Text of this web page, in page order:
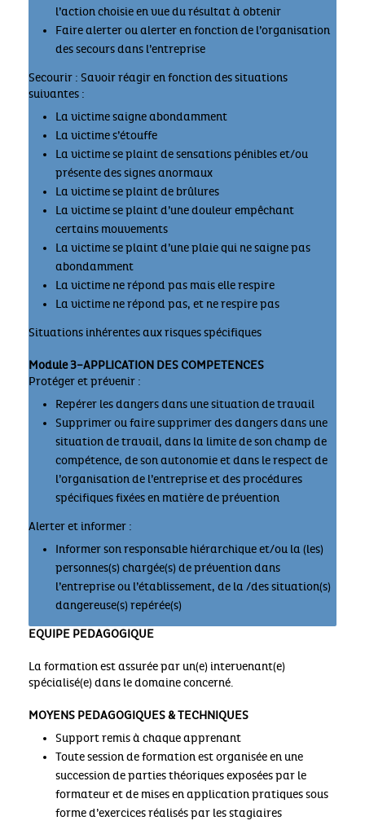
l’action choisie en vue du résultat à obtenir
Faire alerter ou alerter en fonction de l’organisation
des secours dans l’entreprise
Secourir : Savoir réagir en fonction des situations
suivantes :
La victime saigne abondamment
La victime s’étouffe
La victime se plaint de sensations pénibles et/ou
présente des signes anormaux
La victime se plaint de brûlures
La victime se plaint d’une douleur empêchant
certains mouvements
La victime se plaint d’une plaie qui ne saigne pas
abondamment
La victime ne répond pas mais elle respire
La victime ne répond pas, et ne respire pas
Situations inhérentes aux risques spécifiques
Module 3–APPLICATION DES COMPETENCES
Protéger et prévenir :
Repérer les dangers dans une situation de travail
Supprimer ou faire supprimer des dangers dans une
situation de travail, dans la limite de son champ de
compétence, de son autonomie et dans le respect de
l’organisation de l’entreprise et des procédures
spécifiques fixées en matière de prévention
Alerter et informer :
Informer son responsable hiérarchique et/ou la (les)
personnes(s) chargée(s) de prévention dans
l’entreprise ou l’établissement, de la /des situation(s)
dangereuse(s) repérée(s)
EQUIPE PEDAGOGIQUE
La formation est assurée par un(e) intervenant(e)
spécialisé(e) dans le domaine concerné.
MOYENS PEDAGOGIQUES & TECHNIQUES
Support remis à chaque apprenant
Toute session de formation est organisée en une
succession de parties théoriques exposées par le
formateur et de mises en application pratiques sous
forme d’exercices réalisés par les stagiaires